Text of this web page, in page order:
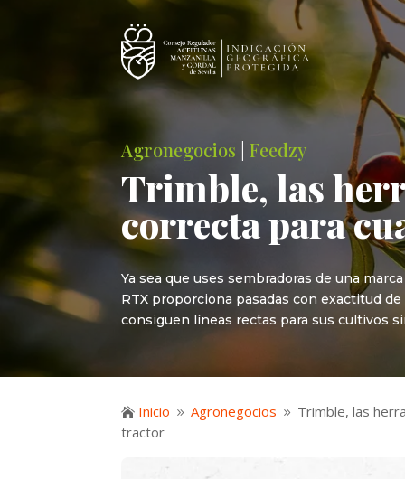
Agronegocios |Feedzy
Trimble, las
correcta para
Ya sea que uses sembradoras de una
RTX proporciona pasadas con exactitud
consiguen líneas rectas para sus cultivos
 Inicio 9 Agronegocios 9 Trimble, las
tractor